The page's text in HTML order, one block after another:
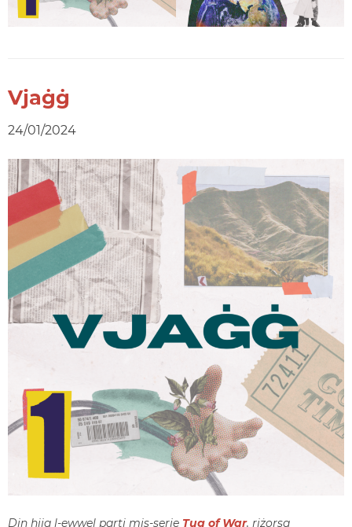
Vjaġġ
24/01/2024
Din hija l-ewwel parti mis-serje Tug of War, riżorsa